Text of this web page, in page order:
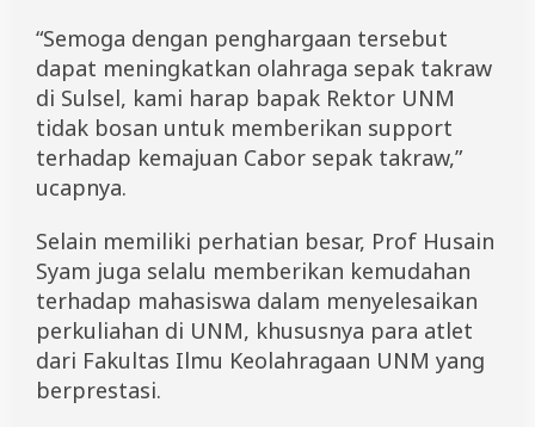
“Semoga dengan penghargaan tersebut
dapat meningkatkan olahraga sepak takraw
di Sulsel, kami harap bapak Rektor UNM
tidak bosan untuk memberikan support
terhadap kemajuan Cabor sepak takraw,”
ucapnya.
Selain memiliki perhatian besar, Prof Husain
Syam juga selalu memberikan kemudahan
terhadap mahasiswa dalam menyelesaikan
perkuliahan di UNM, khususnya para atlet
dari Fakultas Ilmu Keolahragaan UNM yang
berprestasi.